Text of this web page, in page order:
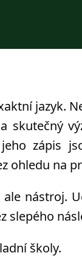
jazyk.
skutečný
zápis
ohledu na
nástroj.
slepého
školy.